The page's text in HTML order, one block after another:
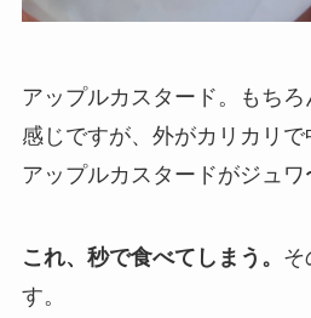
アップルカスタード。もち
感じですが、外がカリカリで
アップルカスタードがジュ
これ、秒で食べてしまう。 そ
す。